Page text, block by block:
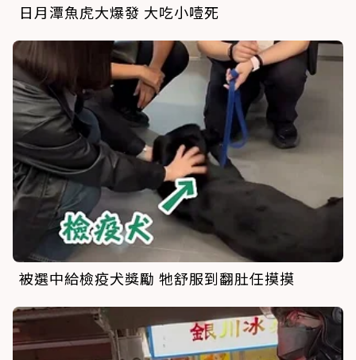
日月潭魚虎大爆發 大吃小噎死
被選中給檢疫犬獎勵 牠舒服到翻肚任摸摸